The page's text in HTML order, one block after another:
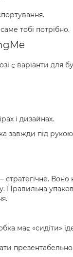
тобі потрібно.
є варіанти для
і дизайнах.
завжди під рукою,
Воно
Правильна
має «сидіти»
презентабельно.